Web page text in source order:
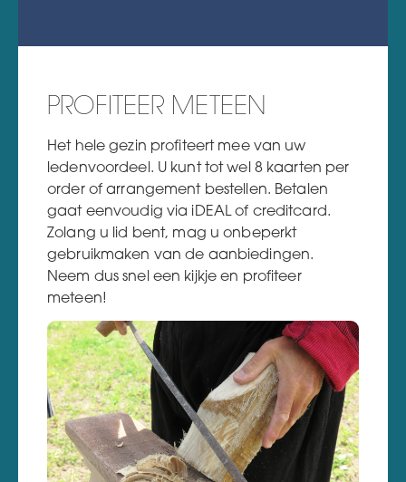
PROFITEER METEEN
Het hele gezin profiteert mee van uw
ledenvoordeel. U kunt tot wel 8 kaarten per
order of arrangement bestellen. Betalen
gaat eenvoudig via iDEAL of creditcard.
Zolang u lid bent, mag u onbeperkt
gebruikmaken van de aanbiedingen.
Neem dus snel een kijkje en profiteer
meteen!